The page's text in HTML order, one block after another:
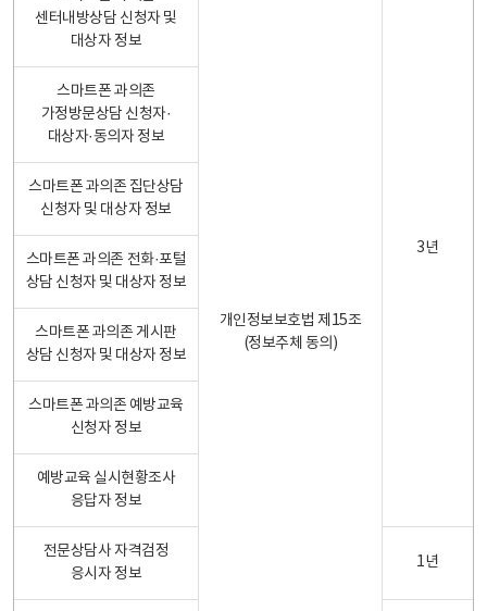
개인정보보호법 제15조
(정보주체 동의)
센터내방상담 신청자 및
대상자 정보
3년
스마트폰 과의존
가정방문상담 신청자·
대상자·동의자 정보
스마트폰 과의존 집단상담
신청자 및 대상자 정보
스마트폰 과의존 전화·포털
상담 신청자 및 대상자 정보
스마트폰 과의존 게시판
상담 신청자 및 대상자 정보
스마트폰 과의존 예방교육
신청자 정보
예방교육 실시현황조사
응답자 정보
전문상담사 자격검정
응시자 정보
1년